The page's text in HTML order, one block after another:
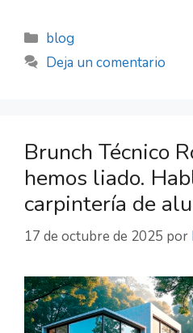
blog
Deja un comentario
Brunch Técnico
hemos liado.
carpintería de
17 de octubre de 2025 por